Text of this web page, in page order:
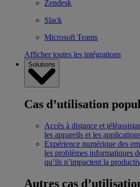
Zendesk
Slack
Microsoft Teams
Afficher toutes les intégrations
Solutions
Cas d’utilisation
Accès à distance et
les appareils et les
Expérience numérique des
les problèmes informatiques
qu’ils n’impactent la
Autres cas